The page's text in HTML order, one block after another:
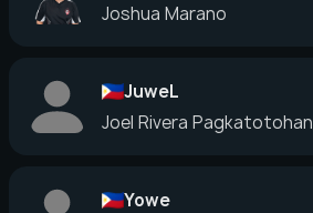
Joshua Marano
JuweL
Joel Rivera Pagkatotohan
Yowe